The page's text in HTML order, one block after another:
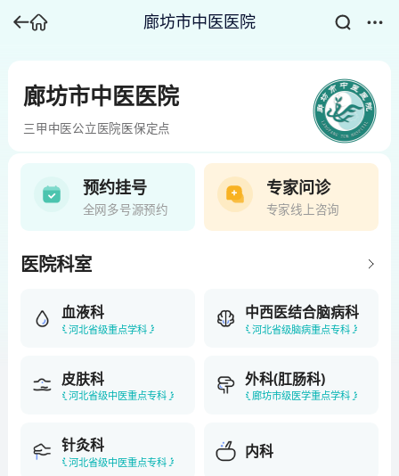
廊坊市中医医院
廊坊市中医医院
三甲中医公立医院医保定点
预约挂号
全网多号源预约
专家问诊
专家线上咨询
医院科室
血液科
河北省级重点学科
中西医结合脑病科
河北省级脑病重点专科
皮肤科
河北省级中医重点专科
外科(肛肠科)
廊坊市级医学重点学科
针灸科
河北省级中医重点专科
内科